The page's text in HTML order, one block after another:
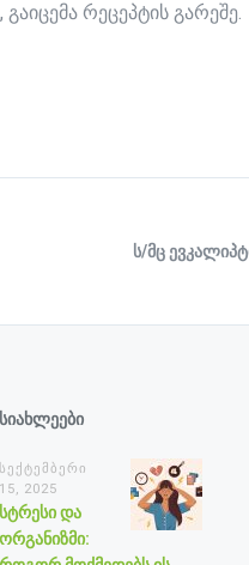
რეცეპტის გარეშე.
Ს/ᲛᲪ
სიახლეები
სექტემბერი
15, 2025
სტრესი და
ორგანიზმი: